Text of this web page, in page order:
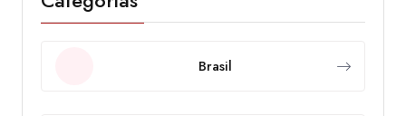
Brasil